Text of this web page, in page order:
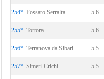
254° Fossato Serralta 5.6
255° Tortora 5.6
256° Terranova da Sibari 5.5
257° Simeri Crichi 5.5